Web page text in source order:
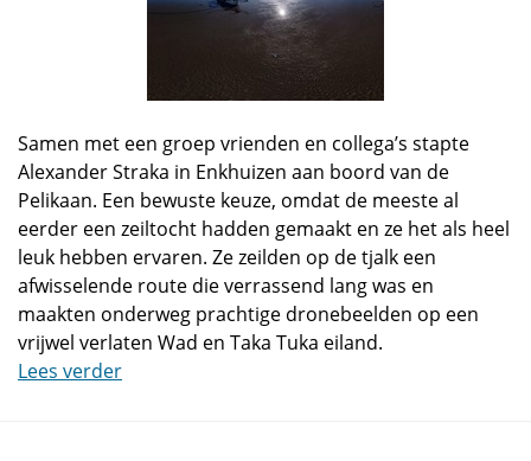
Samen met een groep vrienden en collega’s stapte
Alexander Straka in Enkhuizen aan boord van de
Pelikaan. Een bewuste keuze, omdat de meeste al
eerder een zeiltocht hadden gemaakt en ze het als heel
leuk hebben ervaren. Ze zeilden op de tjalk een
afwisselende route die verrassend lang was en
maakten onderweg prachtige dronebeelden op een
vrijwel verlaten Wad en Taka Tuka eiland.
Lees verder